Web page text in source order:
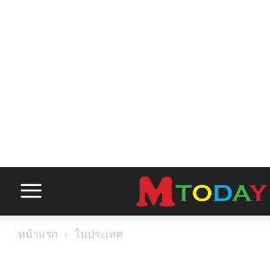
หน้าแรก ในประเทศ